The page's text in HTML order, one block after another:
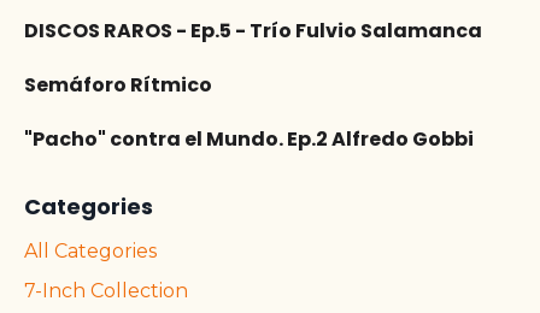
DISCOS RAROS - Ep.5 - Trío Fulvio Salamanca
Semáforo Rítmico
"Pacho" contra el Mundo. Ep.2 Alfredo Gobbi
Categories
All Categories
7-Inch Collection